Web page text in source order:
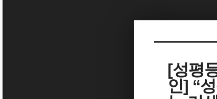
[성평
인] “
Sketchbook5, 스케치북5